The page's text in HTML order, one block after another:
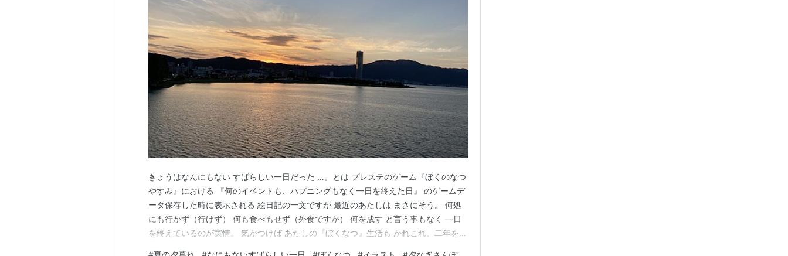
きょうはなんにもない すばらしい一日だった …。とは プレステのゲーム『ぼくのなつ
やすみ』における 『何のイベントも、ハプニングもなく一日を終えた日』 のゲームデ
ータ保存した時に表示される 絵日記の一文ですが 最近のあたしは まさにそう。 何処
にも行かず（行けず） 何も食べもせず（外食ですが） 何を成す と言う事もなく 一日
を終えているのが実情。 気がつけば あたしの『ぼくなつ』生活も かれこれ、二年を過